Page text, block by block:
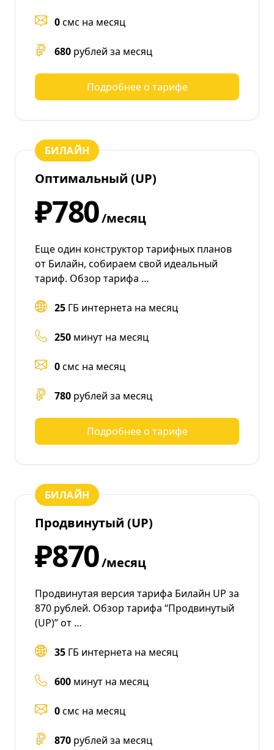
0смс на месяц
680 рублей за месяц
Подробнее о тарифе
БИЛАЙН
Оптимальный (UP)
₽780/месяц
Еще один конструктор тарифных планов
от Билайн, собираем свой идеальный
тариф. Обзор тарифа …
25 ГБ интернета на месяц
250 минут на месяц
0смс на месяц
780 рублей за месяц
Подробнее о тарифе
БИЛАЙН
Продвинутый (UP)
₽870/месяц
Продвинутая версия тарифа Билайн UP за
870 рублей. Обзор тарифа “Продвинутый
(UP)” от …
35 ГБ интернета на месяц
600 минут на месяц
0смс на месяц
870 рублей за месяц